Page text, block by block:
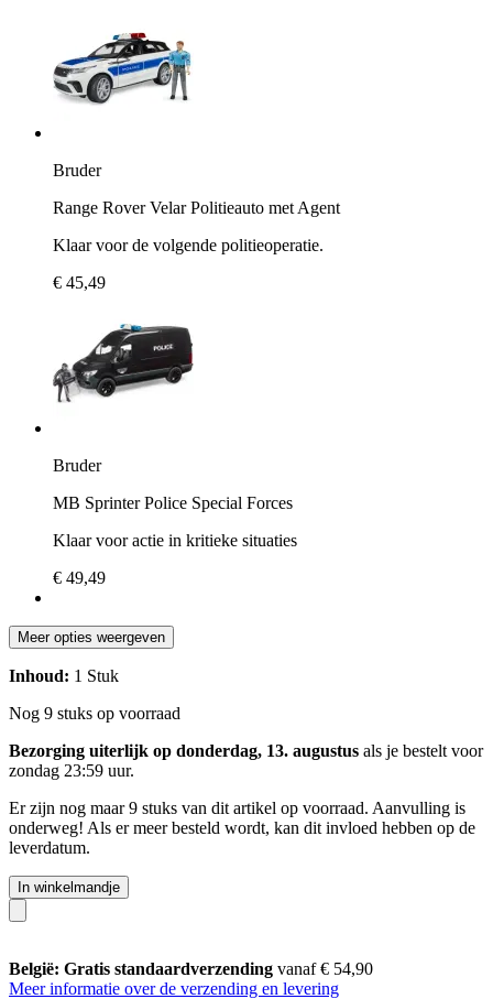
Bruder
Range Rover Velar Politieauto met Agent
Klaar voor de volgende politieoperatie.
€ 45,49
Bruder
MB Sprinter Police Special Forces
Klaar voor actie in kritieke situaties
€ 49,49
Meer opties weergeven
Inhoud: 1 Stuk
Nog 9 stuks op voorraad
Bezorging uiterlijk op donderdag, 13. augustus als je bestelt voor
zondag 23:59 uur.
Er zijn nog maar 9 stuks van dit artikel op voorraad. Aanvulling is
onderweg! Als er meer besteld wordt, kan dit invloed hebben op de
leverdatum.
In winkelmandje
België: Gratis standaardverzending vanaf € 54,90
Meer informatie over de verzending en levering